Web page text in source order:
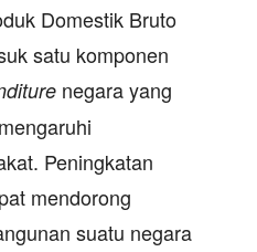
Domestik Bruto
satu komponen
negara yang
Peningkatan
mendorong
suatu negara